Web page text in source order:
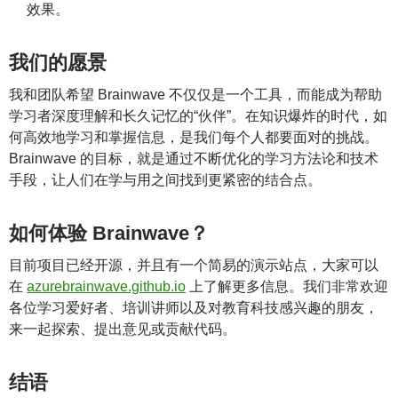
效果。
我们的愿景
我和团队希望 Brainwave 不仅仅是一个工具，而能成为帮助
学习者深度理解和长久记忆的“伙伴”。在知识爆炸的时代，如
何高效地学习和掌握信息，是我们每个人都要面对的挑战。
Brainwave 的目标，就是通过不断优化的学习方法论和技术
手段，让人们在学与用之间找到更紧密的结合点。
如何体验 Brainwave？
目前项目已经开源，并且有一个简易的演示站点，大家可以
在 azurebrainwave.github.io 上了解更多信息。我们非常欢迎
各位学习爱好者、培训讲师以及对教育科技感兴趣的朋友，
来一起探索、提出意见或贡献代码。
结语